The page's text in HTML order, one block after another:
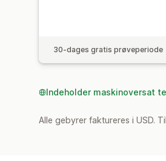
30-dages gratis prøveperiode
Indeholder maskinoversat
Alle gebyrer faktureres i USD.